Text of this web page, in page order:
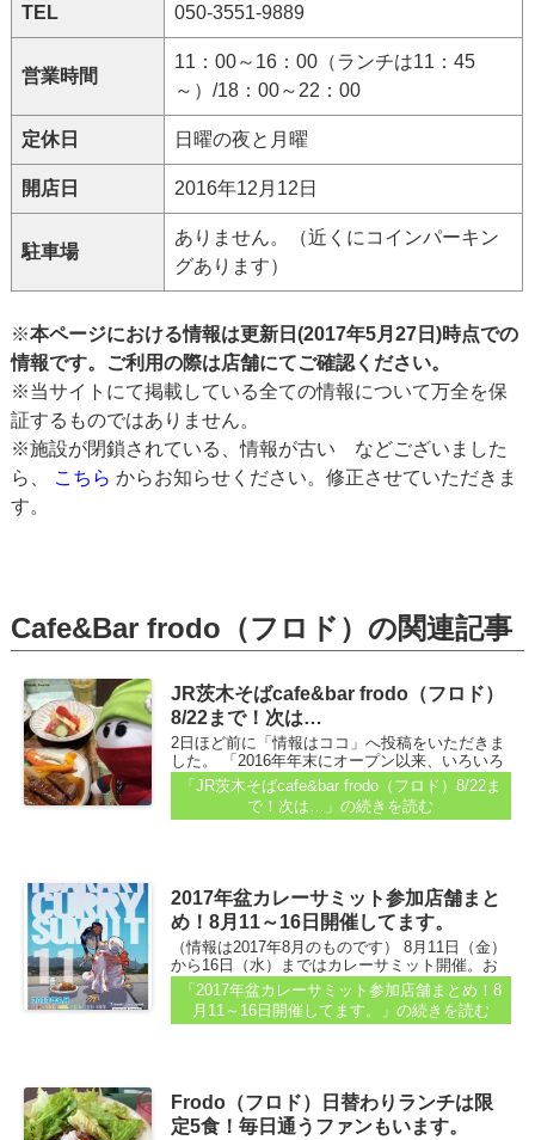
TEL 050-3551-9889
営業時間
11：00～16：00（ランチは11：45
～）/18：00～22：00
定休日 日曜の夜と月曜
開店日 2016年12月12日
駐車場
ありません。（近くにコインパーキン
グあります）
※本ページにおける情報は更新日(2017年5月27日)時点での
情報です。ご利用の際は店舗にてご確認ください。
※当サイトにて掲載している全ての情報について万全を保
証するものではありません。
※施設が閉鎖されている、情報が古い などございました
ら、 こちら からお知らせください。修正させていただきま
す。
Cafe&Bar frodo（フロド）の関連記事
JR茨木そばcafe&bar frodo（フロド）
8/22まで！次は…
2日ほど前に「情報はココ」へ投稿をいただきま
した。 「2016年年末にオープン以来、いろいろ
お世話になりましたCafe&Bar Frodoも建物建替
による立退で8/22(土)に閉店することになりまし
「JR茨木そばcafe&bar frodo（フロド）8/22ま
で！次は…」の続きを読む
2017年盆カレーサミット参加店舗まと
め！8月11～16日開催してます。
（情報は2017年8月のものです） 8月11日（金）
から16日（水）まではカレーサミット開催。お
盆ややっぱり盆カレー！ってことで、参加表明
店をまとめます...
「2017年盆カレーサミット参加店舗まとめ！8
月11～16日開催してます。」 の続きを読む
Frodo（フロド）日替わりランチは限
定5食！毎日通うファンもいます。